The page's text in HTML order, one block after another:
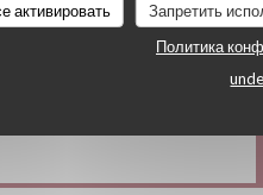
активировать Запретить
Политика
American Express,